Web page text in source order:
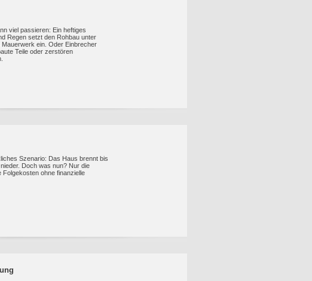
viel passieren: Ein heftiges
Regen setzt den Rohbau unter
ein. Oder Einbrecher
Teile oder zerstören
Szenario: Das Haus brennt bis
Doch was nun? Nur die
Folgekosten ohne finanzielle